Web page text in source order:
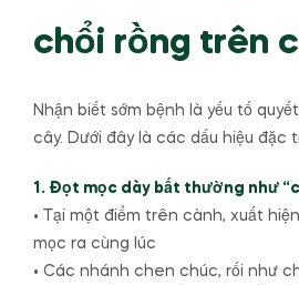
chổi rồng trên
Nhận biết sớm bệnh là yếu tố
cây. Dưới đây là các dấu hiệu đặc
1. Đọt mọc dày bất thường như
• Tại một điểm trên cành, xuất
mọc ra cùng lúc
• Các nhánh chen chúc, rối như